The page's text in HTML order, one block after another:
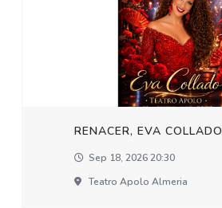
RENACER, EVA COLLADO
Sep 18, 2026 20:30
Teatro Apolo Almeria